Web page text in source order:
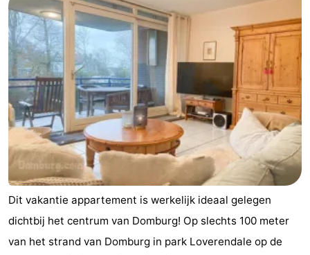
Dit vakantie appartement is werkelijk ideaal gelegen
dichtbij het centrum van Domburg! Op slechts 100 meter
van het strand van Domburg in park Loverendale op de